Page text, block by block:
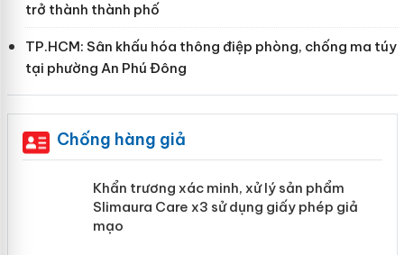
trở thành thành phố
TP.HCM: Sân khấu hóa thông điệp phòng, chống ma túy
tại phường An Phú Đông
Chống hàng giả
Khẩn trương xác minh, xử lý sản phẩm
Slimaura Care x3 sử dụng giấy phép